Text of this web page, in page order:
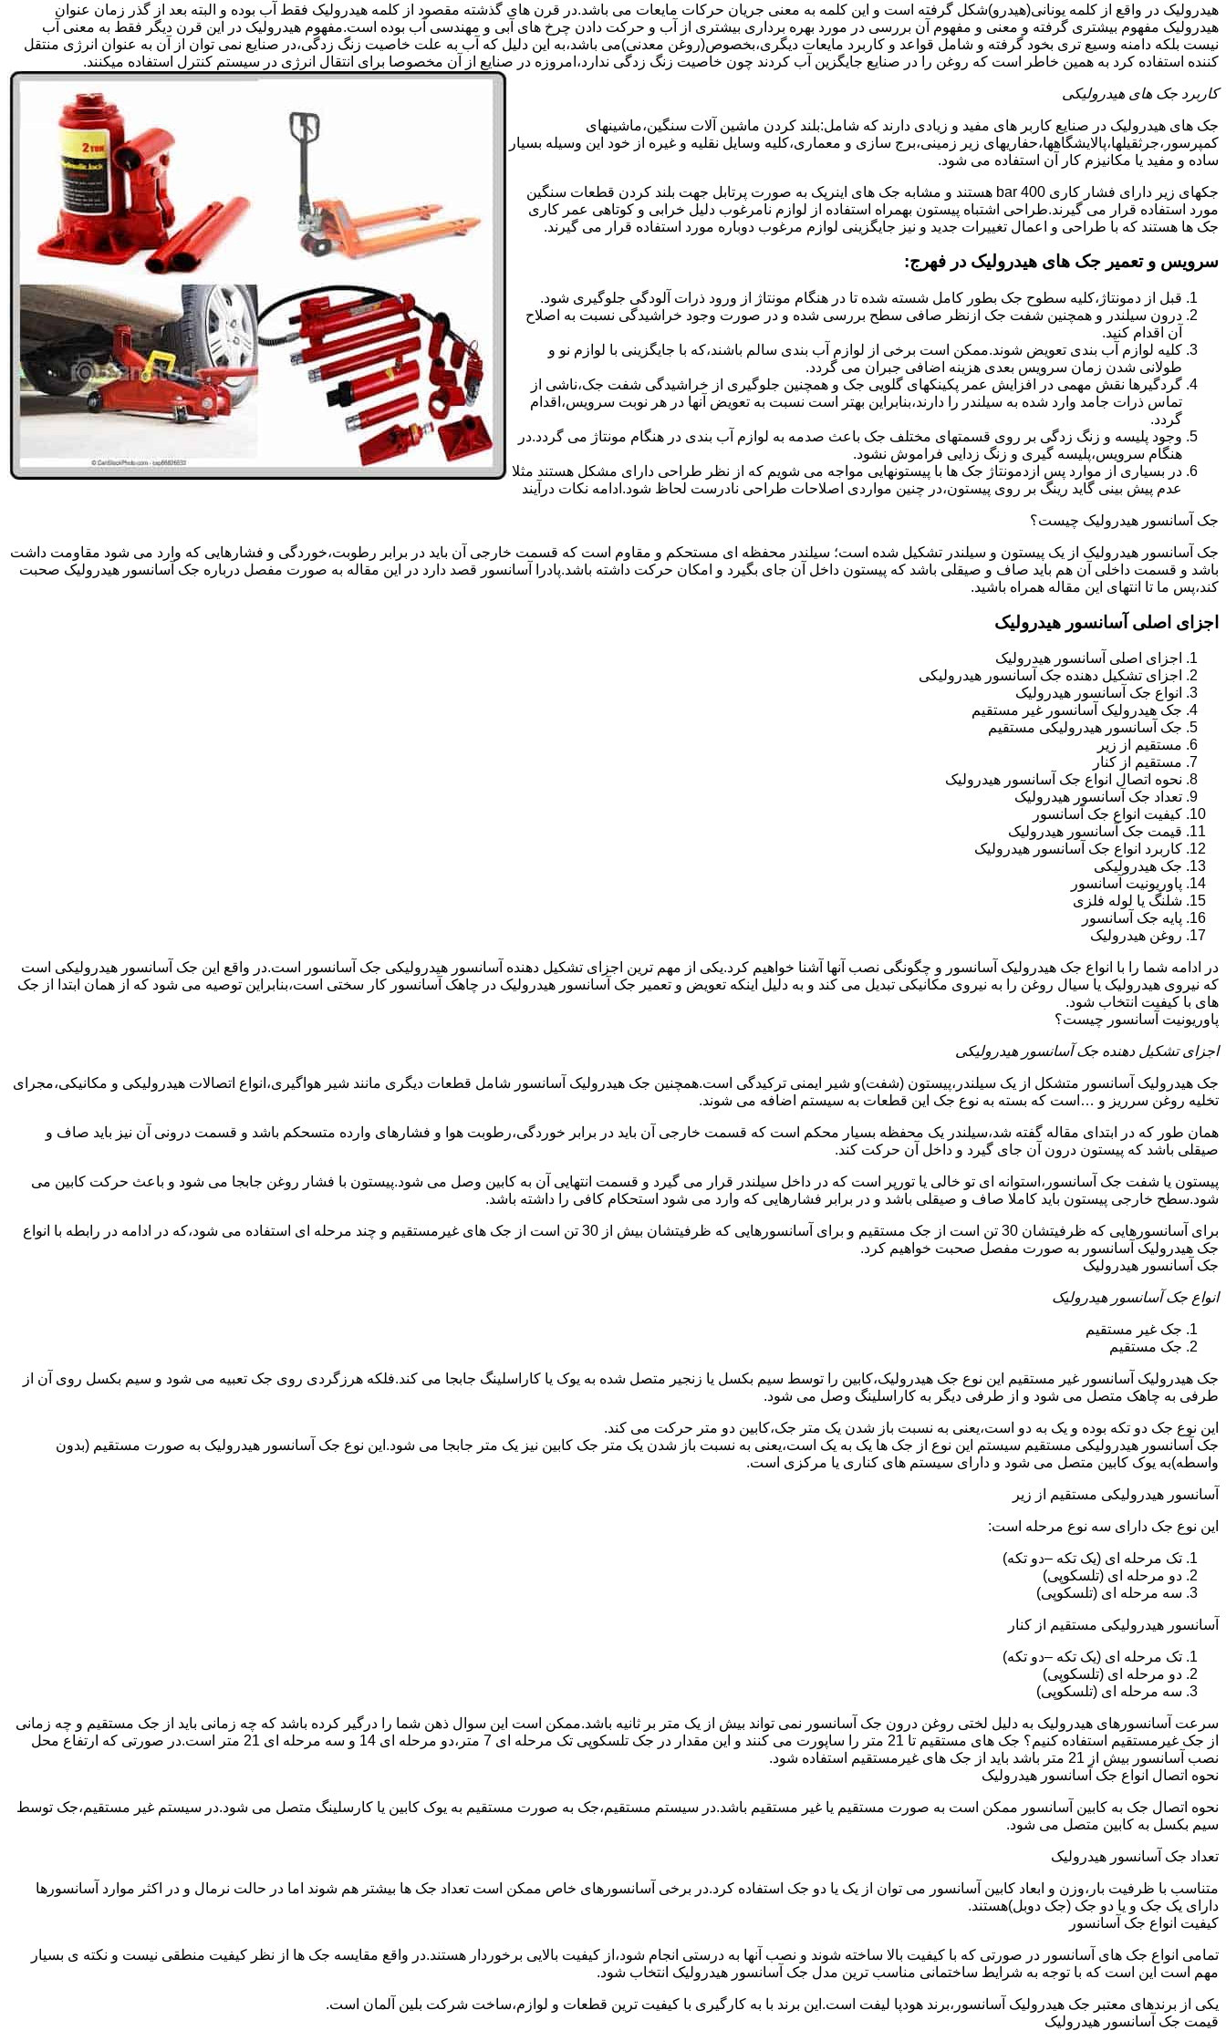
هیدرولیک در واقع از کلمه یونانی(هیدرو)شکل گرفته است و این کلمه به معنی جریان حرکات مایعات می باشد.در قرن های گذشته مقصود از کلمه هیدرولیک فقط آب بوده و البته بعد از گذر زمان عنوان
هیدرولیک مفهوم بیشتری گرفته و معنی و مفهوم آن بررسی در مورد بهره برداری بیشتری از آب و حرکت دادن چرخ های آبی و مهندسی آب بوده است.مفهوم هیدرولیک در این قرن دیگر فقط به معنی آب
نیست بلکه دامنه وسیع تری بخود گرفته و شامل قواعد و کاربرد مایعات دیگری،بخصوص(روغن معدنی)می باشد،به این دلیل که آب به علت خاصیت زنگ زدگی،در صنایع نمی توان از آن به عنوان انرژی منتقل
کننده استفاده کرد به همین خاطر است که روغن را در صنایع جایگزین آب کردند چون خاصیت زنگ زدگی ندارد،امروزه در صنایع از آن مخصوصا برای انتقال انرژی در سیستم کنترل استفاده میکنند.
کاربرد جک های هیدرولیکی
جک های هیدرولیک در صنایع کاربر های مفید و زیادی دارند که شامل:بلند کردن ماشین آلات سنگین،ماشینهای
کمپرسور،جرثقیلها،پالایشگاهها،حفاریهای زیر زمینی،برج سازی و معماری،کلیه وسایل نقلیه و غیره از خود این وسیله بسیار
ساده و مفید یا مکانیزم کار آن استفاده می شود.
جکهای زیر دارای فشار کاری 400 bar هستند و مشابه جک های اینرپک به صورت پرتابل جهت بلند کردن قطعات سنگین
مورد استفاده قرار می گیرند.طراحی اشتباه پیستون بهمراه استفاده از لوازم نامرغوب دلیل خرابی و کوتاهی عمر کاری
جک ها هستند که با طراحی و اعمال تغییرات جدید و نیز جایگزینی لوازم مرغوب دوباره مورد استفاده قرار می گیرند.
سرویس و تعمیر جک های هیدرولیک در فهرج:
قبل از دمونتاژ،کلیه سطوح جک بطور کامل شسته شده تا در هنگام مونتاژ از ورود ذرات آلودگی جلوگیری شود.
درون سیلندر و همچنین شفت جک ازنظر صافی سطح بررسی شده و در صورت وجود خراشیدگی نسبت به اصلاح
آن اقدام کنید.
کلیه لوازم آب بندی تعویض شوند.ممکن است برخی از لوازم آب بندی سالم باشند،که با جایگزینی با لوازم نو و
طولانی شدن زمان سرویس بعدی هزینه اضافی جبران می گردد.
گردگیرها نقش مهمی در افزایش عمر پکینکهای گلویی جک و همچنین جلوگیری از خراشیدگی شفت جک،ناشی از
تماس ذرات جامد وارد شده به سیلندر را دارند،بنابراین بهتر است نسبت به تعویض آنها در هر نوبت سرویس،اقدام
گردد.
وجود پلیسه و زنگ زدگی بر روی قسمتهای مختلف جک باعث صدمه به لوازم آب بندی در هنگام مونتاژ می گردد.در
هنگام سرویس،پلیسه گیری و زنگ زدایی فراموش نشود.
در بسیاری از موارد پس ازدمونتاژ جک ها با پیستونهایی مواجه می شویم که از نظر طراحی دارای مشکل هستند مثلا
عدم پیش بینی گاید رینگ بر روی پیستون،در چنین مواردی اصلاحات طراحی نادرست لحاظ شود.ادامه نکات درآیند
جک آسانسور هیدرولیک چیست؟
جک آسانسور هیدرولیک از یک پیستون و سیلندر تشکیل شده است؛ سیلندر محفظه ای مستحکم و مقاوم است که قسمت خارجی آن باید در برابر رطوبت،خوردگی و فشارهایی که وارد می شود مقاومت داشت
باشد و قسمت داخلی آن هم باید صاف و صیقلی باشد که پیستون داخل آن جای بگیرد و امکان حرکت داشته باشد.پادرا آسانسور قصد دارد در این مقاله به صورت مفصل درباره جک آسانسور هیدرولیک صحبت
کند،پس ما تا انتهای این مقاله همراه باشید.
اجزای اصلی آسانسور هیدرولیک
اجزای اصلی آسانسور هیدرولیک
اجزای تشکیل دهنده جک آسانسور هیدرولیکی
انواع جک آسانسور هیدرولیک
جک هیدرولیک آسانسور غیر مستقیم
جک آسانسور هیدرولیکی مستقیم
مستقیم از زیر
مستقیم از کنار
نحوه اتصال انواع جک آسانسور هیدرولیک
تعداد جک آسانسور هیدرولیک
کیفیت انواع جک آسانسور
قیمت جک آسانسور هیدرولیک
کاربرد انواع جک آسانسور هیدرولیک
جک هیدرولیکی
پاوریونیت آسانسور
شلنگ یا لوله فلزی
پایه جک آسانسور
روغن هیدرولیک
در ادامه شما را با انواع جک هیدرولیک آسانسور و چگونگی نصب آنها آشنا خواهیم کرد.یکی از مهم ترین اجزای تشکیل دهنده آسانسور هیدرولیکی جک آسانسور است.در واقع این جک آسانسور هیدرولیکی است
که نیروی هیدرولیک یا سیال روغن را به نیروی مکانیکی تبدیل می کند و به دلیل اینکه تعویض و تعمیر جک آسانسور هیدرولیک در چاهک آسانسور کار سختی است،بنابراین توصیه می شود که از همان ابتدا از جک
های با کیفیت انتخاب شود.
پاوریونیت آسانسور چیست؟
اجزای تشکیل دهنده جک آسانسور هیدرولیکی
جک هیدرولیک آسانسور متشکل از یک سیلندر،پیستون (شفت)و شیر ایمنی ترکیدگی است.همچنین جک هیدرولیک آسانسور شامل قطعات دیگری مانند شیر هواگیری،انواع اتصالات هیدرولیکی و مکانیکی،مجرای
تخلیه روغن سرریز و …است که بسته به نوع جک این قطعات به سیستم اضافه می شوند.
همان طور که در ابتدای مقاله گفته شد،سیلندر یک محفظه بسیار محکم است که قسمت خارجی آن باید در برابر خوردگی،رطوبت هوا و فشارهای وارده متسحکم باشد و قسمت درونی آن نیز باید صاف و
صیقلی باشد که پیستون درون آن جای گیرد و داخل آن حرکت کند.
پیستون یا شفت جک آسانسور،استوانه ای تو خالی یا تورپر است که در داخل سیلندر قرار می گیرد و قسمت انتهایی آن به کابین وصل می شود.پیستون با فشار روغن جابجا می شود و باعث حرکت کابین می
شود.سطح خارجی پیستون باید کاملا صاف و صیقلی باشد و در برابر فشارهایی که وارد می شود استحکام کافی را داشته باشد.
برای آسانسورهایی که ظرفیتشان 30 تن است از جک مستقیم و برای آسانسورهایی که ظرفیتشان بیش از 30 تن است از جک های غیرمستقیم و چند مرحله ای استفاده می شود،که در ادامه در رابطه با انواع
جک هیدرولیک آسانسور به صورت مفصل صحبت خواهیم کرد.
جک آسانسور هیدرولیک
انواع جک آسانسور هیدرولیک
جک غیر مستقیم
جک مستقیم
جک هیدرولیک آسانسور غیر مستقیم این نوع جک هیدرولیک،کابین را توسط سیم بکسل یا زنجیر متصل شده به یوک یا کاراسلینگ جابجا می کند.فلکه هرزگردی روی جک تعبیه می شود و سیم بکسل روی آن از
طرفی به چاهک متصل می شود و از طرفی دیگر به کاراسلینگ وصل می شود.
این نوع جک دو تکه بوده و یک به دو است،یعنی به نسبت باز شدن یک متر جک،کابین دو متر حرکت می کند.
جک آسانسور هیدرولیکی مستقیم سیستم این نوع از جک ها یک به یک است،یعنی به نسبت باز شدن یک متر جک کابین نیز یک متر جابجا می شود.این نوع جک آسانسور هیدرولیک به صورت مستقیم (بدون
واسطه)به یوک کابین متصل می شود و دارای سیستم های کناری یا مرکزی است.
آسانسور هیدرولیکی مستقیم از زیر
این نوع جک دارای سه نوع مرحله است:
تک مرحله ای (یک تکه –دو تکه)
دو مرحله ای (تلسکوپی)
سه مرحله ای (تلسکوپی)
آسانسور هیدرولیکی مستقیم از کنار
تک مرحله ای (یک تکه –دو تکه)
دو مرحله ای (تلسکوپی)
سه مرحله ای (تلسکوپی)
سرعت آسانسورهای هیدرولیک به دلیل لختی روغن درون جک آسانسور نمی تواند بیش از یک متر بر ثانیه باشد.ممکن است این سوال ذهن شما را درگیر کرده باشد که چه زمانی باید از جک مستقیم و چه زمانی
از جک غیرمستقیم استفاده کنیم؟ جک های مستقیم تا 21 متر را ساپورت می کنند و این مقدار در جک تلسکوپی تک مرحله ای 7 متر،دو مرحله ای 14 و سه مرحله ای 21 متر است.در صورتی که ارتفاع محل
نصب آسانسور بیش از 21 متر باشد باید از جک های غیرمستقیم استفاده شود.
نحوه اتصال انواع جک آسانسور هیدرولیک
نحوه اتصال جک به کابین آسانسور ممکن است به صورت مستقیم یا غیر مستقیم باشد.در سیستم مستقیم،جک به صورت مستقیم به یوک کابین یا کارسلینگ متصل می شود.در سیستم غیر مستقیم،جک توسط
سیم بکسل به کابین متصل می شود.
تعداد جک آسانسور هیدرولیک
متناسب با ظرفیت بار،وزن و ابعاد کابین آسانسور می توان از یک یا دو جک استفاده کرد.در برخی آسانسورهای خاص ممکن است تعداد جک ها بیشتر هم شوند اما در حالت نرمال و در اکثر موارد آسانسورها
دارای یک جک و یا دو جک (جک دوبل)هستند.
کیفیت انواع جک آسانسور
تمامی انواع جک های آسانسور در صورتی که با کیفیت بالا ساخته شوند و نصب آنها به درستی انجام شود،از کیفیت بالایی برخوردار هستند.در واقع مقایسه جک ها از نظر کیفیت منطقی نیست و نکته ی بسیار
مهم است این است که با توجه به شرایط ساختمانی مناسب ترین مدل جک آسانسور هیدرولیک انتخاب شود.
یکی از برندهای معتبر جک هیدرولیک آسانسور،برند هودپا لیفت است.این برند با به کارگیری با کیفیت ترین قطعات و لوازم،ساخت شرکت بلین آلمان است.
قیمت جک آسانسور هیدرولیک